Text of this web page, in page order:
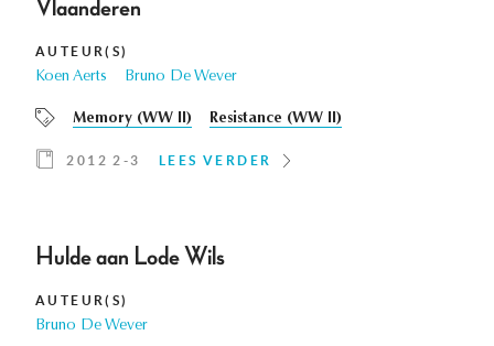
Vlaanderen
AUTEUR(S)
Koen Aerts Bruno De Wever
Memory (WW II) Resistance (WW II)
2012 2-3 LEES VERDER
Hulde aan Lode Wils
AUTEUR(S)
Bruno De Wever